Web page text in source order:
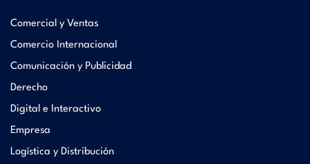
Comercial y Ventas
Comercio Internacional
Comunicación y Publicidad
Derecho
Digital e Interactivo
Empresa
Logística y Distribución